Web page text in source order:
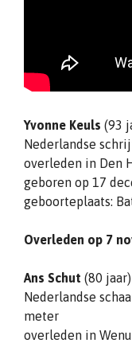
Yvonne Keuls (93
Nederlandse
overleden in Den
geboren op 17
geboorteplaats:
Overleden op 7
Ans Schut (80 jaar)
Nederlandse
meter
overleden in